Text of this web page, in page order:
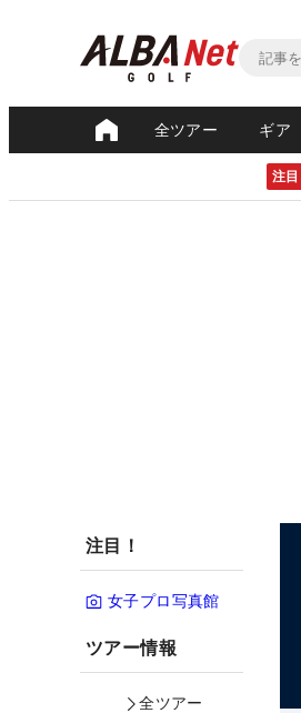
全ツアー ギア
注目
注目！
女子プロ写真館
ツアー情報
全ツアー